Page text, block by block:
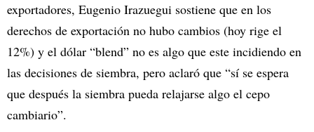
exportadores, Eugenio Irazuegui sostiene que en los
derechos de exportación no hubo cambios (hoy rige el
12%) y el dólar “blend” no es algo que este incidiendo en
las decisiones de siembra, pero aclaró que “sí se espera
que después la siembra pueda relajarse algo el cepo
cambiario”.